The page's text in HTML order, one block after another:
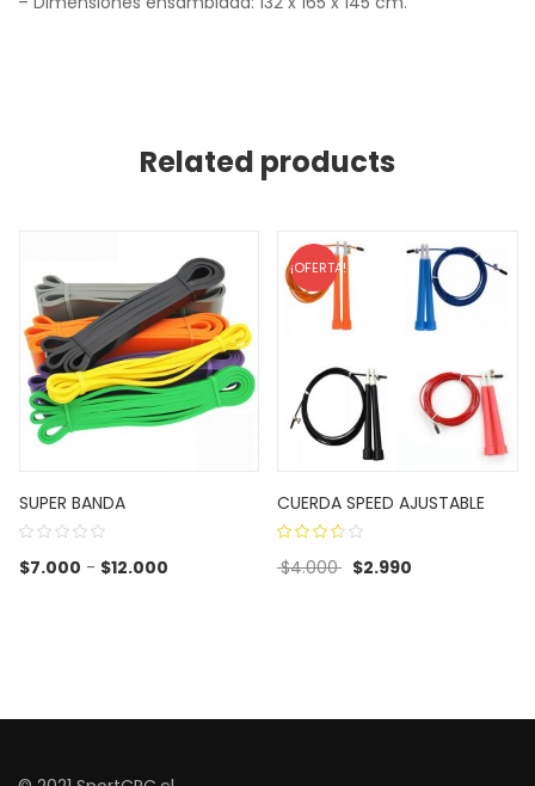
Related products
SUPER BANDA
$7.000 - $12.000Rango de precios: desde $7.000 hasta
¡OFERTA!
CUERDA SPEED AJUSTABLE
3.63
$4.000 El precio original era:
$2.990